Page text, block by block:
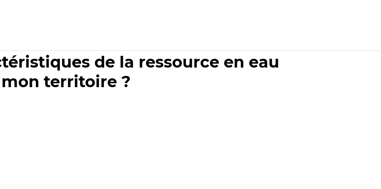
de la ressource en eau
territoire ?